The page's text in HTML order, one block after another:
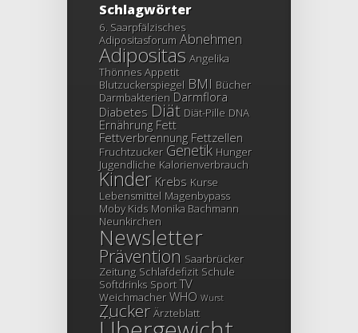
Schlagwörter
6. Saarpfälzisches
Adipositasforum Abnehmen
Adipositas Angelika
Thönnes Appetit
Blutzuckerspiegel BMI Bücher
Darmbakterien Darmflora
Diabetes Diät Diät-Pille DNA
Ernährung Fett
Fettverbrennung Fettzellen
Fruchtzucker Genetik Hunger
Jugendliche Kalorienverbrauch
Kinder Krebs Kurse
Lebensmittel Magenbypass
Moby Kids Monika Bachmann
Neunkirchen
Newsletter
Prävention Saarbrücker
Zeitung Schlafdefizit Schule
Softdrinks Sport TV
Weichmacher WHO Wurst
Zucker Ärzteblatt